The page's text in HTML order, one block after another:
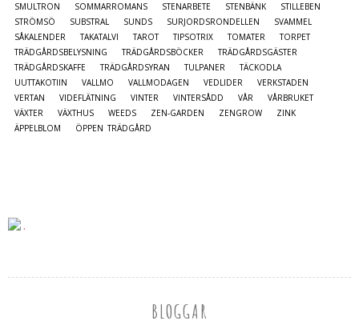
SMULTRON
SOMMARROMANS STENARBETE STENBÄNK
STILLEBEN
STRÖMSÖ
SUBSTRAL SUNDS SURJORDSRONDELLEN
SVAMMEL
SÅKALENDER
TAKATALVI TAROT TIPSOTRIX TOMATER
TORPET
TRÄDGÅRDSBELYSNING
TRÄDGÅRDSBÖCKER
TRÄDGÅRDSGÄSTER
TRÄDGÅRDSKAFFE
TRÄDGÅRDSYRAN TULPANER
TÄCKODLA
UUTTAKOTIIN
VALLMO VALLMODAGEN VEDLIDER
VERKSTADEN
VERTAN
VIDEFLÄTNING VINTER VINTERSÅDD VÅR
VÅRBRUKET
VÄXTER
VÄXTHUS WEEDS ZEN-GARDEN ZENGROW
ZINK
ÄPPELBLOM
ÖPPEN TRÄDGÅRD
BLOGGAR